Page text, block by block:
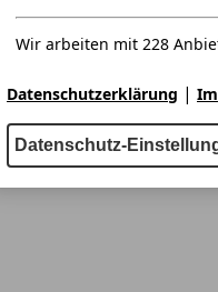
Wir arbeiten mit 228
Datenschutzerklärung |
Datenschutz-